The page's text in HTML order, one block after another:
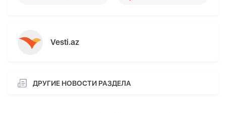
Vesti.az
ДРУГИЕ НОВОСТИ РАЗДЕЛА